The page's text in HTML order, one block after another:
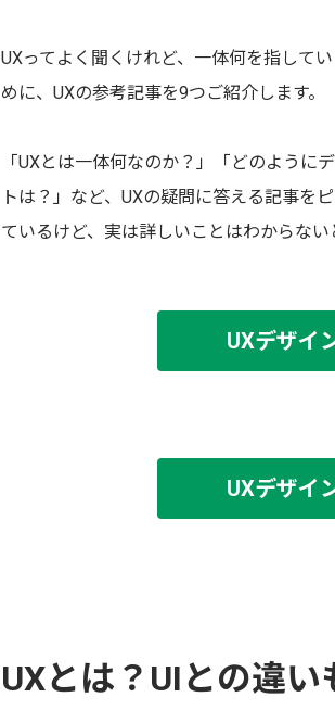
UXってよく聞くけれど、一体何を指して
めに、UXの参考記事を9つご紹介します。
「UXとは一体何なのか？」「どのよう
トは？」など、UXの疑問に答える記事を
ているけど、実は詳しいことはわからな
UXデザイ
UXデザイ
UXとは？UIとの違い